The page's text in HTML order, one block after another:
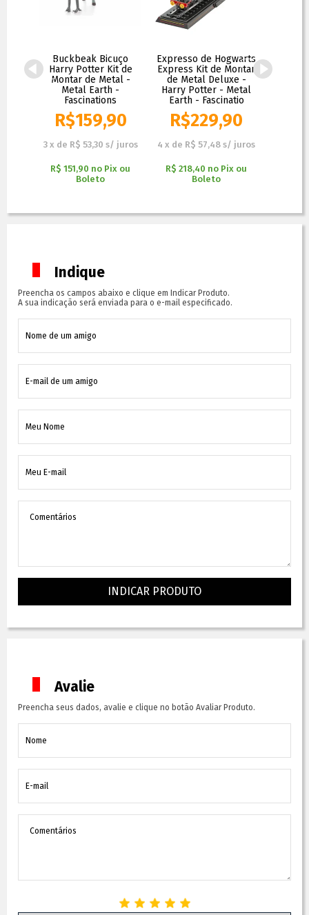
Buckbeak Bicuço
Harry Potter Kit de
Montar de Metal -
Metal Earth -
Fascinations
R$159,90
3 x de R$ 53,30 s/ juros
R$ 151,90 no Pix ou
Boleto
Expresso de Hogwarts
Express Kit de Montar
de Metal Deluxe -
Harry Potter - Metal
Earth - Fascinatio
R$229,90
4 x de R$ 57,48 s/ juros
R$ 218,40 no Pix ou
Boleto
Indique
Preencha os campos abaixo e clique em Indicar Produto.
A sua indicação será enviada para o e-mail especificado.
INDICAR PRODUTO
Avalie
Preencha seus dados, avalie e clique no botão Avaliar Produto.